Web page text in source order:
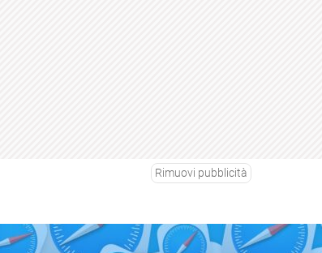
Rimuovi pubblicità